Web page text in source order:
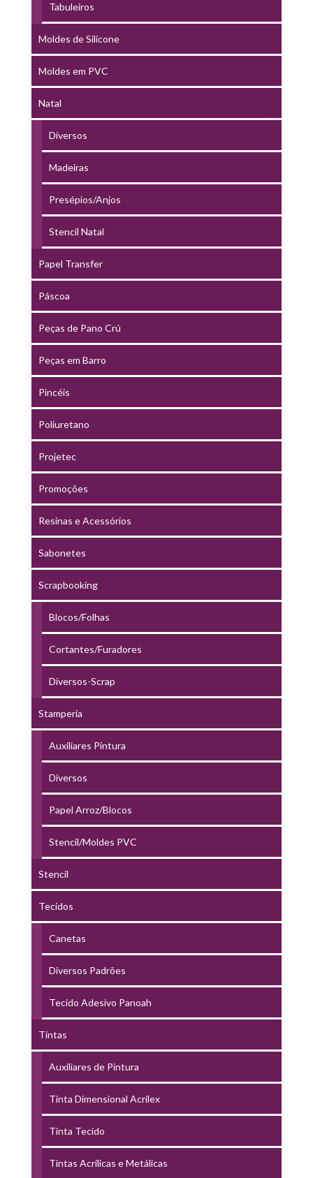
Tabuleiros
Moldes de Silicone
Moldes em PVC
Natal
Diversos
Madeiras
Presépios/Anjos
Stencil Natal
Papel Transfer
Páscoa
Peças de Pano Crú
Peças em Barro
Pincéis
Poliuretano
Projetec
Promoções
Resinas e Acessórios
Sabonetes
Scrapbooking
Blocos/Folhas
Cortantes/Furadores
Diversos-Scrap
Stamperia
Auxiliares Pintura
Diversos
Papel Arroz/Blocos
Stencil/Moldes PVC
Stencil
Tecidos
Canetas
Diversos Padrões
Tecido Adesivo Panoah
Tintas
Auxiliares de Pintura
Tinta Dimensional Acrilex
Tinta Tecido
Tintas Acrílicas e Metálicas